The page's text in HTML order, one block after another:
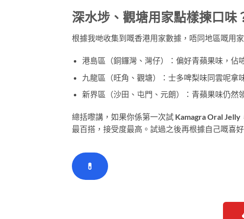
深水埗、觀塘用家點樣揀口味
根據我哋收集到嘅香港用家數據，唔同地區嘅用
港島區（銅鑼灣、灣仔）：偏好青蘋果味，佔
九龍區（旺角、觀塘）：士多啤梨味同雲呢拿
新界區（沙田、屯門、元朗）：青蘋果味仍然
總括嚟講，如果你係第一次試 Kamagra Oral
最百搭，接受度最高。試過之後再根據自己嘅喜
💊